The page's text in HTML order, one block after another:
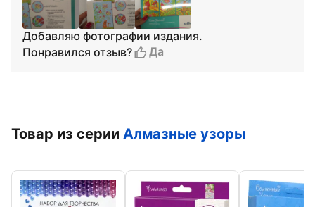
Добавляю фотографии издания.
Понравился отзыв?
Да
Товар из серии Алмазные узоры